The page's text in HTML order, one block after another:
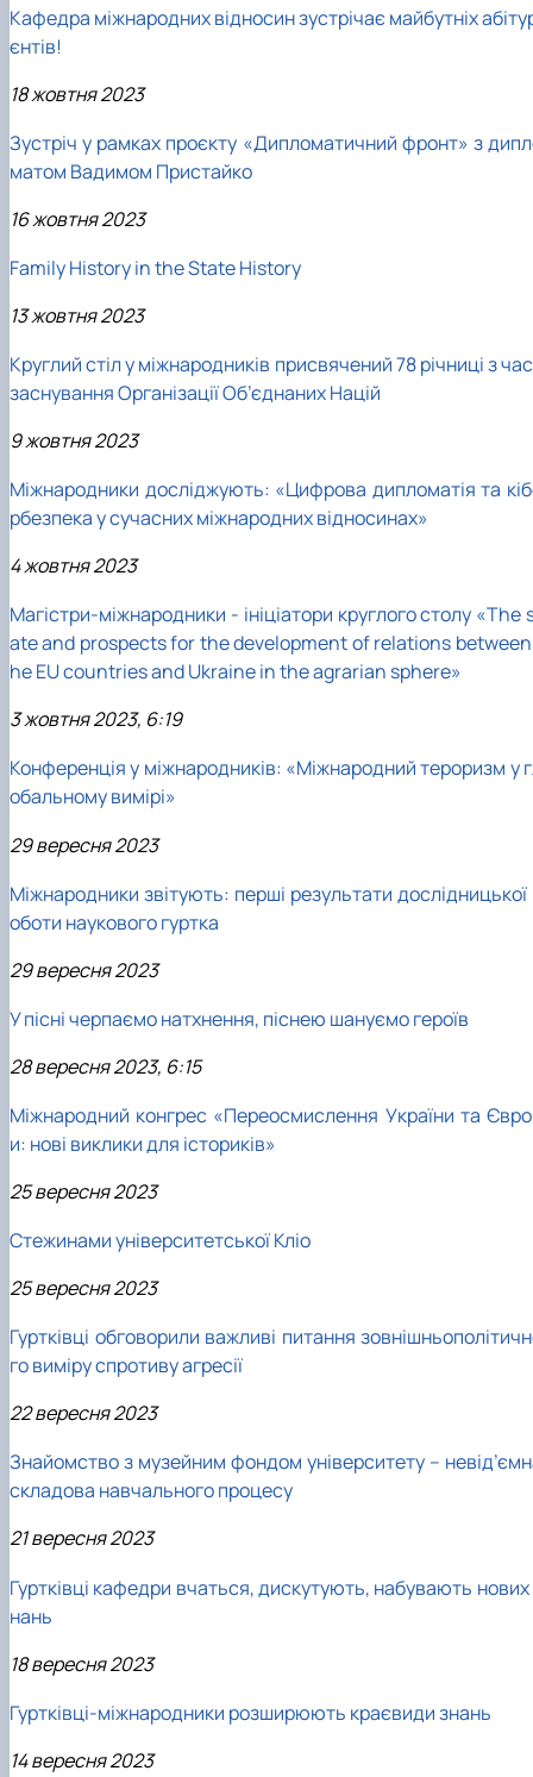
Кафедра міжнародних відносин зустрічає майбутніх
єнтів!
18 жовтня 2023
Зустріч у рамках проєкту «Дипломатичний фронт» з
матом Вадимом Пристайко
16 жовтня 2023
Family History in the State History
13 жовтня 2023
Круглий стіл у міжнародників присвячений 78 річниці з
заснування Організації Об’єднаних Націй
9 жовтня 2023
Міжнародники досліджують: «Цифрова дипломатія та
рбезпека у сучасних міжнародних відносинах»
4 жовтня 2023
Магістри-міжнародники - ініціатори круглого столу «The
ate and prospects for the development of relations
he EU countries and Ukraine in the agrarian sphere»
3 жовтня 2023, 6:19
Конференція у міжнародників: «Міжнародний тероризм у
обальному вимірі»
29 вересня 2023
Міжнародники звітують: перші результати дослідницької
оботи наукового гуртка
29 вересня 2023
У пісні черпаємо натхнення, піснею шануємо героїв
28 вересня 2023, 6:15
Міжнародний конгрес «Переосмислення України та
и: нові виклики для істориків»
25 вересня 2023
Стежинами університетської Кліо
25 вересня 2023
Гуртківці обговорили важливі питання
го виміру спротиву агресії
22 вересня 2023
Знайомство з музейним фондом університету –
складова навчального процесу
21 вересня 2023
Гуртківці кафедри вчаться, дискутують, набувають нових
нань
18 вересня 2023
Гуртківці-міжнародники розширюють краєвиди знань
14 вересня 2023